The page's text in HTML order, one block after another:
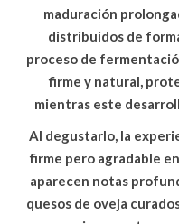
maduración
distribuidos de
proceso de
firme y natural,
mientras este
Al degustarlo, la
firme pero agradable
aparecen notas
quesos de oveja